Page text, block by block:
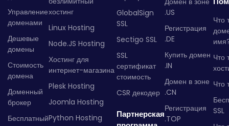
Управление
доменами
Дешевые
домены
Стоимость
домена
Доменный
брокер
Бесплатный
хостинг
Linux Hosting
Node.JS Hosting
Хостинг для
интернет-магазина
Plesk Hosting
Joomla Hosting
Python Hosting
GlobalSign
SSL
Sectigo SSL
SSL
сертификат
стоимость
CSR декодер
Партнерская
.US
Регистрация
.DE
Купить домен
.IN
Домен в зоне
.CN
Регистрация
.TOP
Что
Что
Что
SSL